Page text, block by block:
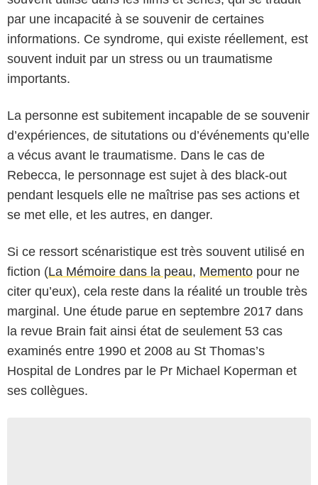
par une incapacité à se souvenir de certaines
informations. Ce syndrome, qui existe réellement, est
souvent induit par un stress ou un traumatisme
importants.
La personne est subitement incapable de se souvenir
d’expériences, de situtations ou d’événements qu’elle
a vécus avant le traumatisme. Dans le cas de
Rebecca, le personnage est sujet à des black-out
pendant lesquels elle ne maîtrise pas ses actions et
se met elle, et les autres, en danger.
Si ce ressort scénaristique est très souvent utilisé en
fiction (La Mémoire dans la peau, Memento pour ne
citer qu’eux), cela reste dans la réalité un trouble très
marginal. Une étude parue en septembre 2017 dans
la revue Brain fait ainsi état de seulement 53 cas
examinés entre 1990 et 2008 au St Thomas’s
Hospital de Londres par le Pr Michael Koperman et
ses collègues.